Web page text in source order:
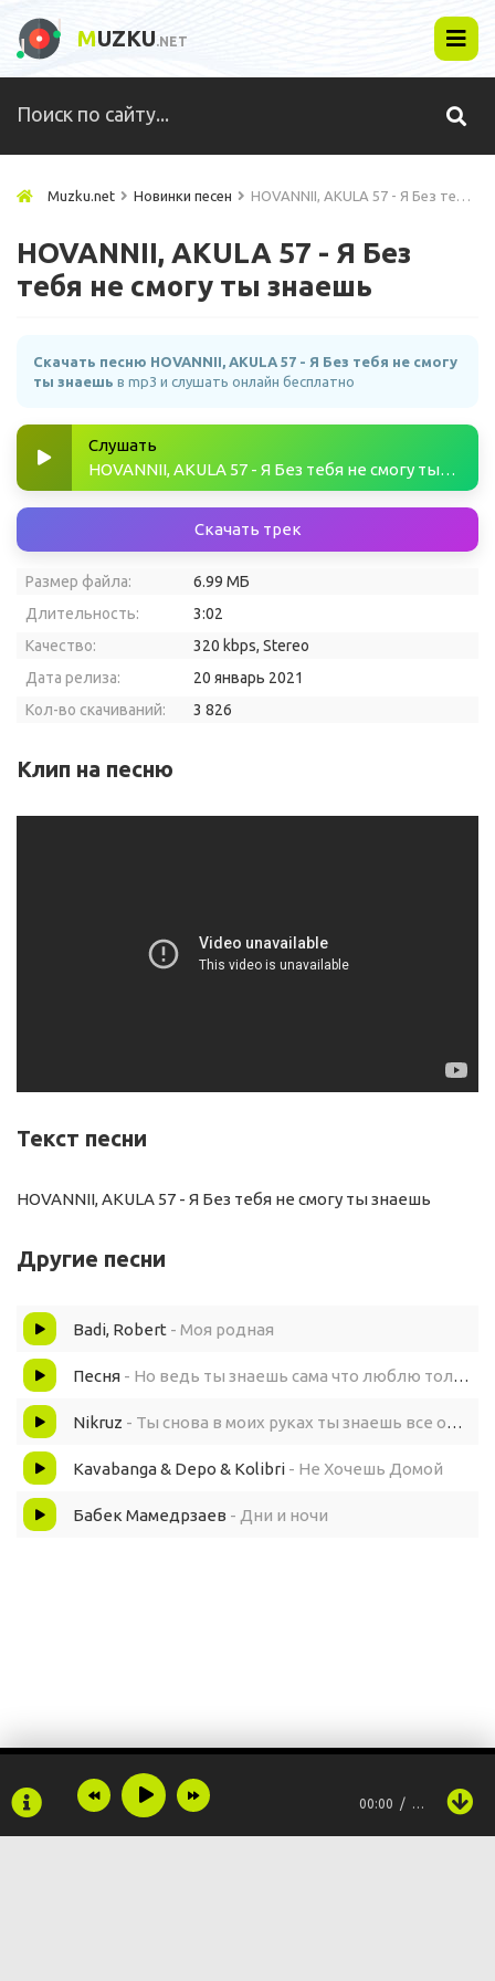
MUZKU.NET
Muzku.net Новинки песен HOVANNII, AKULA 57 - Я Без тебя не смогу ты знаешь
HOVANNII, AKULA 57 - Я Без
тебя не смогу ты знаешь
Скачать песню HOVANNII, AKULA 57 - Я Без тебя не смогу
ты знаешь в mp3 и слушать онлайн бесплатно
Слушать
HOVANNII, AKULA 57 - Я Без тебя не смогу ты знаешь
Скачать трек
Размер файла:
6.99 МБ
Длительность:
3:02
Качество:
320 kbps, Stereo
Дата релиза:
20 январь 2021
Кол-во скачиваний:
3 826
Клип на песню
Текст песни
HOVANNII, AKULA 57 - Я Без тебя не смогу ты знаешь
Другие песни
Badi, Robert - Моя родная
Песня - Но ведь ты знаешь сама что люблю только тебя (поет мальчик и девушка)
Nikruz - Ты снова в моих руках ты знаешь все обиды были зря
Kavabanga & Depo & Kolibri - Не Хочешь Домой
Бабек Мамедрзаев - Дни и ночи
00:00